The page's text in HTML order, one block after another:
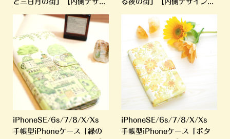
と三日月の街」【内側デザ...
る夜の街」【内側デザイン...
iPhoneSE/6s/7/8/X/Xs
手帳型iPhoneケース「緑の
iPhoneSE/6s/7/8/X/Xs
手帳型iPhoneケース「ボタ